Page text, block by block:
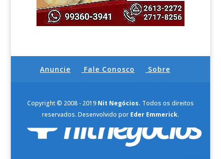
Anuncie Fale Conosco Sobre
Copyright © 2008 - 2019 Nit Negócios. Todos os direitos
reservados. Desenvolvido por Eder Emmerick.